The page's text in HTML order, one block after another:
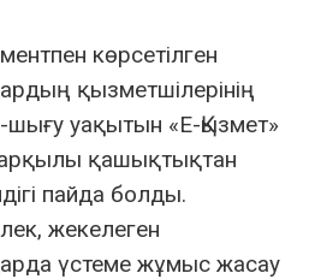
көрсетілген
қызметшілерінің
уақытын «Е-Қызмет»
қашықтықтан
пайда болды.
жекелеген
үстеме жұмыс жасау